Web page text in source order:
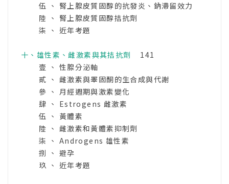
伍 、 腎上腺皮質固醇的抗發炎、鈉滯留效力
陸 、 腎上腺皮質固醇拮抗劑
柒 、 近年考題
十、雄性素、雌激素與其拮抗劑
141
壹 、 性腺分泌軸
貳 、 雌激素與睪固酮的生合成與代謝
參 、 月經週期與激素變化
肆 、 Estrogens 雌激素
伍 、 黃體素
陸 、 雌激素和黃體素抑制劑
柒 、 Androgens 雄性素
捌 、 避孕
玖 、 近年考題